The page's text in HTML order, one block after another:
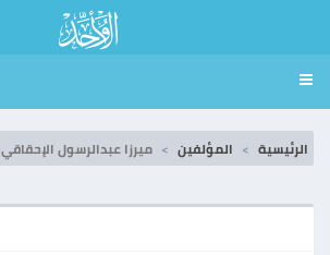
الرئيسية المؤلفين ميرزا عبدالرسول الإحقاقي